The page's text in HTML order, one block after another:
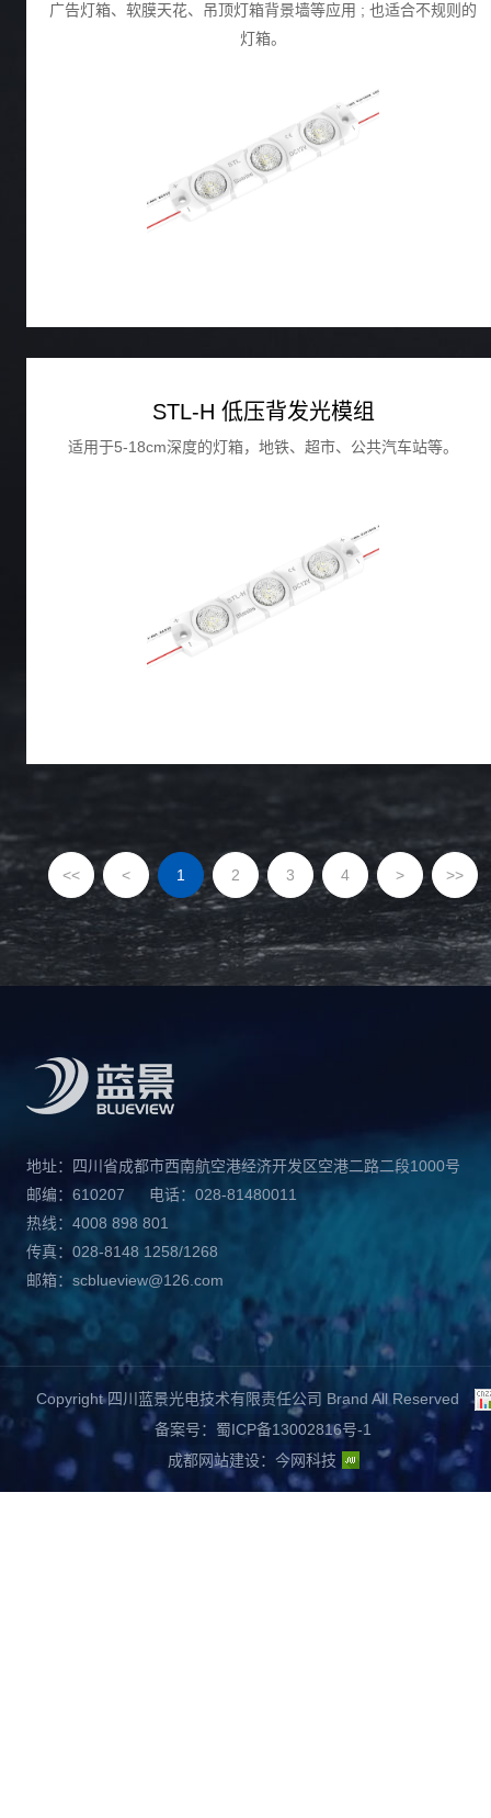
广告灯箱、软膜天花、吊顶灯箱背景墙等应用 ; 也适合不规则的
灯箱。
STL-H 低压背发光模组
适用于5-18cm深度的灯箱，地铁、超市、公共汽车站等。
<< < 1 2 3 4 > >>
地址：四川省成都市西南航空港经济开发区空港二路二段1000号
邮编：610207
电话：028-81480011
热线：4008 898 801
传真：028-8148 1258/1268
邮箱：scblueview@126.com
Copyright 四川蓝景光电技术有限责任公司 Brand All Reserved
备案号：蜀ICP备13002816号-1
成都网站建设： 今网科技